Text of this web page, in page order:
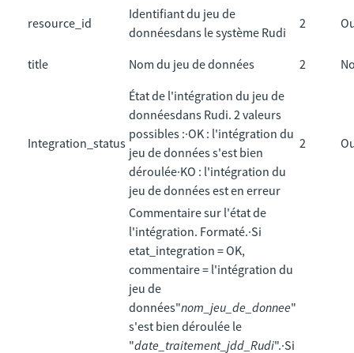
resource_id
Identifiant du jeu de
donnéesdans le système Rudi
2
title Nom du jeu de données 2
Integration_status
État de l'intégration du jeu de
donnéesdans Rudi. 2 valeurs
possibles :·OK : l'intégration du
jeu de données s'est bien
déroulée·KO : l'intégration du
jeu de données est en erreur
2
Commentaire sur l'état de
l'intégration. Formaté.·Si
etat_integration = OK,
commentaire = l'intégration du
jeu de
données"nom_jeu_de_donnee"
s'est bien déroulée le
"date_traitement_jdd_Rudi".·Si